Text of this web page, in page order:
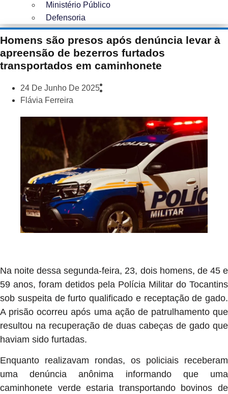
Ministério Público
Defensoria
Homens são presos após denúncia levar à
apreensão de bezerros furtados
transportados em caminhonete
24 De Junho De 2025
Flávia Ferreira
Na noite dessa segunda-feira, 23, dois homens, de 45 e
59 anos, foram detidos pela Polícia Militar do Tocantins
sob suspeita de furto qualificado e receptação de gado.
A prisão ocorreu após uma ação de patrulhamento que
resultou na recuperação de duas cabeças de gado que
haviam sido furtadas.
Enquanto realizavam rondas, os policiais receberam
uma denúncia anônima informando que uma
caminhonete verde estaria transportando bovinos de